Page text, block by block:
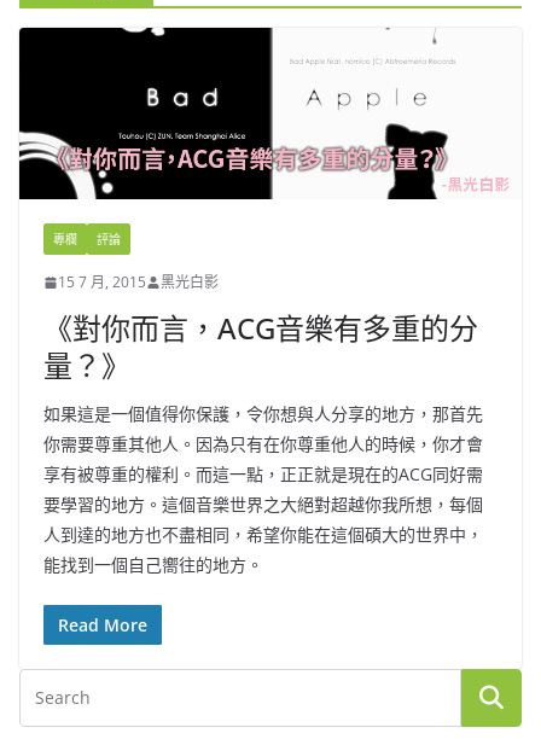
專欄 評論
15 7 月, 2015 黑光白影
《對你而言，ACG音樂有多重的分
量？》
如果這是一個值得你保護，令你想與人分享的地方，那首先
你需要尊重其他人。因為只有在你尊重他人的時候，你才會
享有被尊重的權利。而這一點，正正就是現在的ACG同好需
要學習的地方。這個音樂世界之大絕對超越你我所想，每個
人到達的地方也不盡相同，希望你能在這個碩大的世界中，
能找到一個自己嚮往的地方。
Read More